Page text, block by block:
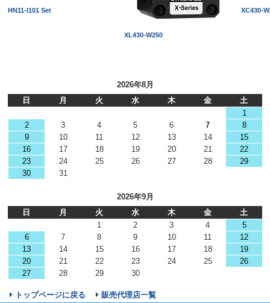
HN11-I101 Set
XL430-W250
XC430-
2026年8月
日
月 火 水 木 金
土
1
2
3 4 5 6 7
8
9
10 11 12 13 14
15
16
17 18 19 20 21
22
23
24 25 26 27 28
29
30
31
2026年9月
日
月 火 水 木 金
土
1
2 3 4
5
6
7 8 9 10 11
12
13
14 15 16 17 18
19
20
21 22 23 24 25
26
27
28 29 30
トップページに戻る 販売代理店一覧